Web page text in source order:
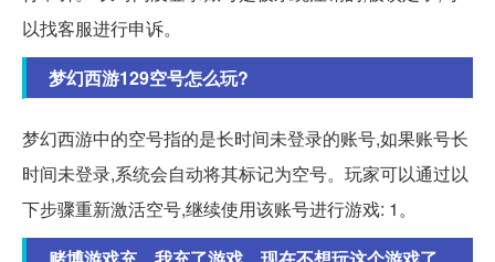
以找客服进行申诉。
梦幻西游129空号怎么玩?
梦幻西游中的空号指的是长时间未登录的账号,如果账号长
时间未登录,系统会自动将其标记为空号。玩家可以通过以
下步骤重新激活空号,继续使用该账号进行游戏: 1。